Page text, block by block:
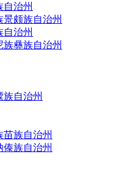
自治州
景颇族自治州
自治州
族彝族自治州
族自治州
苗族自治州
傣族自治州